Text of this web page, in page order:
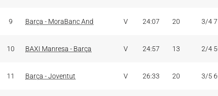
9 Barça - MoraBanc And V 24:07 20 3/4
10 BAXI Manresa - Barça V 24:57 13 2/4
11 Barça - Joventut V 26:33 20 3/5